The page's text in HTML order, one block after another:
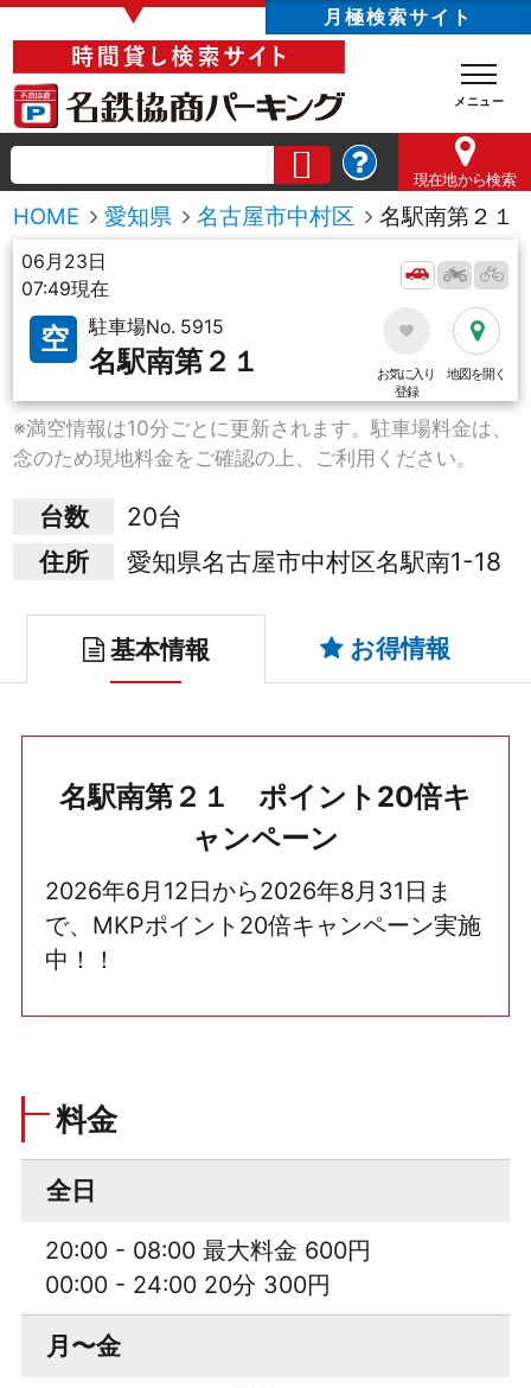
▼ 月極検索サイト
現在地から検索
HOME 愛知県 名古屋市中村区 名駅南第２１
06月23日
07:49現在
空 駐車場No. 5915
名駅南第２１
お気に入り
登録
地図を開く
※満空情報は10分ごとに更新されます。駐車場料金は、
念のため現地料金をご確認の上、ご利用ください。
台数
20台
住所
愛知県名古屋市中村区名駅南1-18
基本情報 お得情報
名駅南第２１ ポイント20倍キ
ャンペーン
2026年6月12日から2026年8月31日ま
で、MKPポイント20倍キャンペーン実施
中！！
料金
全日
20:00 - 08:00 最大料金 600円
00:00 - 24:00 20分 300円
月〜金